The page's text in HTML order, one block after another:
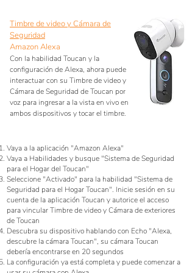
Timbre de video y Cámara de
Seguridad
Amazon Alexa
Con la habilidad Toucan y la
configuración de Alexa, ahora puede
interactuar con su Timbre de video y
Cámara de Seguridad de Toucan por
voz para ingresar a la vista en vivo en
ambos dispositivos y tocar el timbre.
Vaya a la aplicación "Amazon Alexa"
Vaya a Habilidades y busque "Sistema de Seguridad
para el Hogar del Toucan"
Seleccione "Activado" para la habilidad "Sistema de
Seguridad para el Hogar Toucan". Inicie sesión en su
cuenta de la aplicación Toucan y autorice el acceso
para vincular Timbre de video y Cámara de exteriores
de Toucan
Descubra su dispositivo hablando con Echo "Alexa,
descubre la cámara Toucan", su cámara Toucan
debería encontrarse en 20 segundos
La configuración ya está completa y puede comenzar a